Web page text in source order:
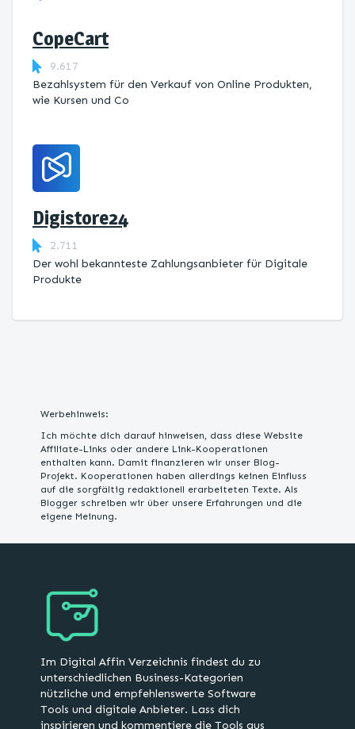
CopeCart
9.617
Bezahlsystem für den Verkauf von Online Produkten,
wie Kursen und Co
Digistore24
2.711
Der wohl bekannteste Zahlungsanbieter für Digitale
Produkte
Werbehinweis:
Ich möchte dich darauf hinweisen, dass diese Website
Affiliate-Links oder andere Link-Kooperationen
enthalten kann. Damit finanzieren wir unser Blog-
Projekt. Kooperationen haben allerdings keinen Einfluss
auf die sorgfältig redaktionell erarbeiteten Texte. Als
Blogger schreiben wir über unsere Erfahrungen und die
eigene Meinung.
Im Digital Affin Verzeichnis findest du zu
unterschiedlichen Business-Kategorien
nützliche und empfehlenswerte Software
Tools und digitale Anbieter. Lass dich
inspirieren und kommentiere die Tools aus